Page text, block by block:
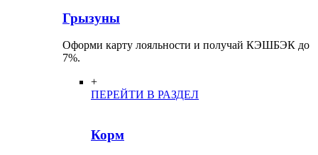
Грызуны
Оформи карту лояльности и получай КЭШБЭК до
7%.
+
ПЕРЕЙТИ В РАЗДЕЛ
Корм